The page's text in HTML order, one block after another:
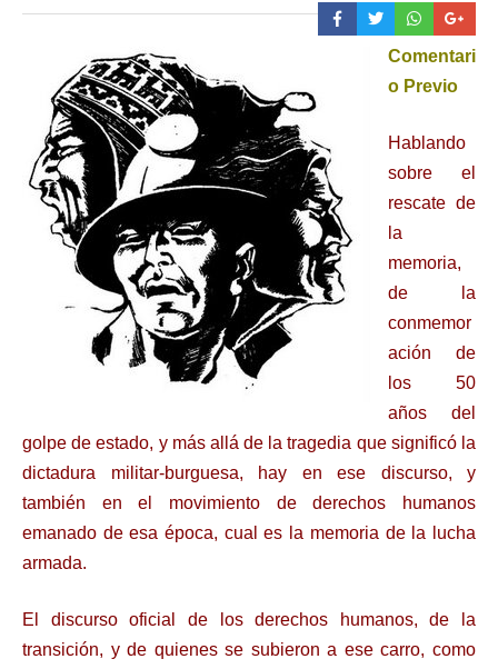
Comentari
o Previo
Hablando
sobre el
rescate de
la
memoria,
de la
conmemor
ación de
los 50
años del
golpe de estado, y más allá de la tragedia que significó la
dictadura militar-burguesa, hay en ese discurso, y
también en el movimiento de derechos humanos
emanado de esa época, cual es la memoria de la lucha
armada.
El discurso oficial de los derechos humanos, de la
transición, y de quienes se subieron a ese carro, como